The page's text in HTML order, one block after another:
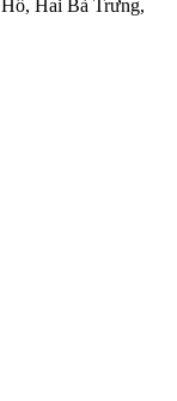
Hai Bà Trưng,